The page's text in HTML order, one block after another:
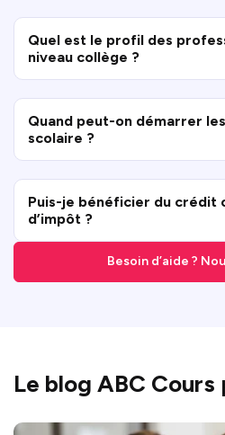
Quel est le profil des
niveau collège ?
Quand peut-on démarrer
scolaire ?
Puis-je bénéficier du crédit
d’impôt ?
Besoin d’aide ?
Le blog ABC